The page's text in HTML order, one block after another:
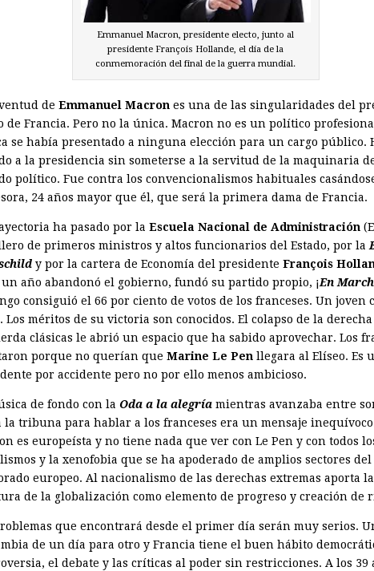
Emmanuel Macron, presidente electo, junto al
presidente François Hollande, el día de la
conmemoración del final de la guerra mundial.
de Emmanuel Macron es una de las singularidades del
de Francia. Pero no la única. Macron no es un político
se había presentado a ninguna elección para un cargo público.
a la presidencia sin someterse a la servitud de la maquinaria
político. Fue contra los convencionalismos habituales
24 años mayor que él, que será la primera dama de Francia.
ha pasado por la Escuela Nacional de Administración
de primeros ministros y altos funcionarios del Estado, por la
y por la cartera de Economía del presidente François
un año abandonó el gobierno, fundó su partido propio, ¡En
consiguió el 66 por ciento de votos de los franceses. Un joven
Los méritos de su victoria son conocidos. El colapso de la
clásicas le abrió un espacio que ha sabido aprovechar. Los
porque no querían que Marine Le Pen llegara al Elíseo. Es
por accidente pero no por ello menos ambicioso.
de fondo con la Oda a la alegría mientras avanzaba entre
la tribuna para hablar a los franceses era un mensaje
es europeísta y no tiene nada que ver con Le Pen y con todos
y la xenofobia que se ha apoderado de amplios sectores del
europeo. Al nacionalismo de las derechas extremas aporta la
de la globalización como elemento de progreso y creación de
que encontrará desde el primer día serán muy serios.
de un día para otro y Francia tiene el buen hábito
el debate y las críticas al poder sin restricciones. A los 39